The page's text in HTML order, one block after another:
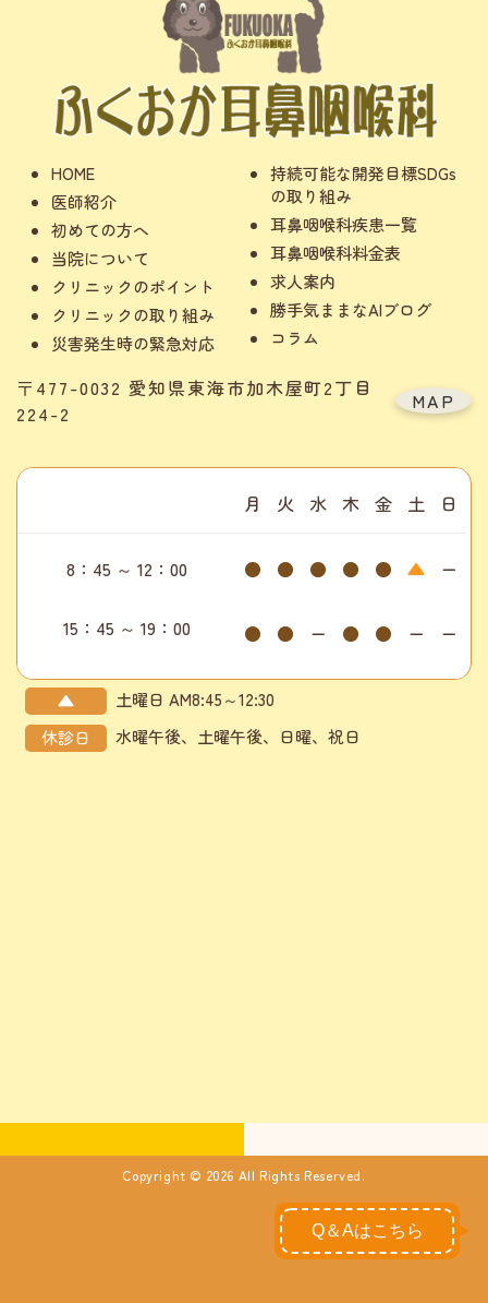
HOME
医師紹介
初めての方へ
当院について
クリニックのポイント
クリニックの取り組み
災害発生時の緊急対応
持続可能な開発目標SDGs
の取り組み
耳鼻咽喉科疾患一覧
耳鼻咽喉科料金表
求人案内
勝手気ままなAIブログ
コラム
〒477-0032 愛知県東海市加木屋町2丁目
224-2
MAP
月 火 水 木 金 土 日
8：45 ～ 12：00 ● ● ● ● ● ▲ ー
15：45 ～ 19：00 ● ● ー ● ● ー ー
▲
土曜日 AM8:45～12:30
休診日
水曜午後、土曜午後、日曜、祝日
Copyright © 2026 All Rights Reserved.